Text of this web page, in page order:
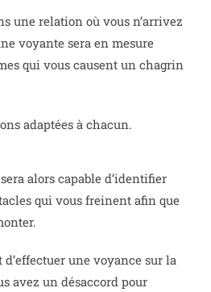
une relation où vous n’arrivez
voyante sera en mesure
qui vous causent un chagrin
adaptées à chacun.
alors capable d’identifier
qui vous freinent afin que
une voyance sur la
avez un désaccord pour